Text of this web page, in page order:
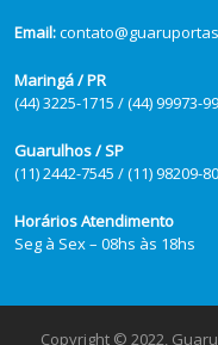
Email:
Maringá / PR
(44) 3225-1715 / (44) 99973-
Guarulhos / SP
(11) 2442-7545 / (11) 98209-
Horários Atendimento
Seg à Sex – 08hs às 18hs
Copyright © 2022,